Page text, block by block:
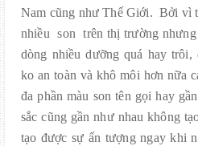
Nam cũng như Thế Giới. Bởi vì
nhiều son trên thị trường
dòng nhiều dưỡng quá hay
ko an toàn và khô môi hơn nữa
đa phần màu son tên gọi hay
sắc cũng gần như nhau không
tạo được sự ấn tượng ngay khi